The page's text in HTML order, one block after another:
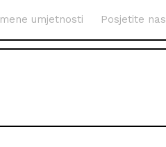
umjetnosti Posjetite nas